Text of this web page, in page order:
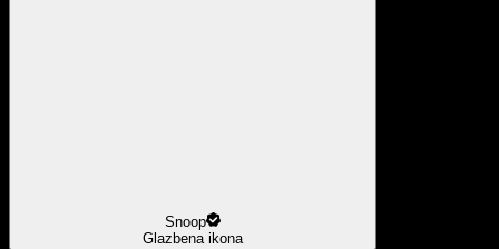
Snoop
Glazbena ikona